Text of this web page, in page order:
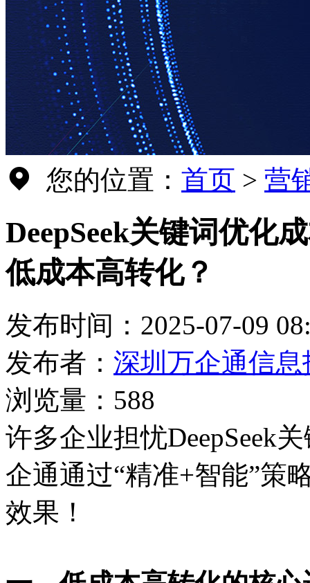
您的位置： 首页 > 营
DeepSeek关键词优化
低成本高转化？
发布时间：2025-07-09
发布者： 深圳万企通信
浏览量：588
许多企业担忧DeepSeek
企通通过“精准+智能”策
效果！